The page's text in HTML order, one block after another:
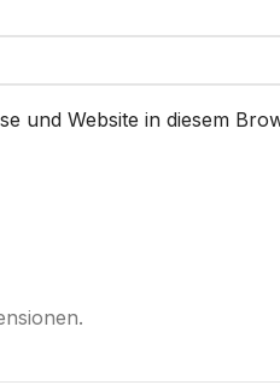
und Website in diesem